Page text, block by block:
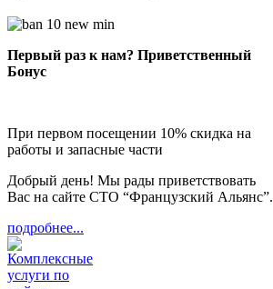
Первый раз к нам? Приветственный
Бонус
При первом посещении 10% скидка на
работы и запасные части
Добрый день! Мы рады приветствовать
Вас на сайте СТО “Французский Альянс”.
подробнее...